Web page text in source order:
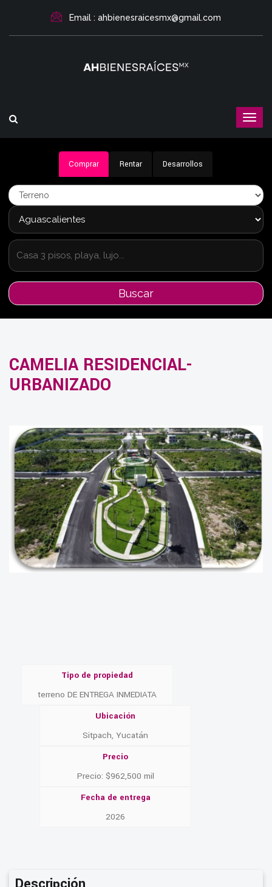
Email : ahbienesraicesmx@gmail.com
Comprar Rentar Desarrollos
Buscar
CAMELIA RESIDENCIAL-
URBANIZADO
Tipo de propiedad
terreno DE ENTREGA INMEDIATA
Ubicación
Sitpach, Yucatán
Precio
Precio: $962,500 mil
Fecha de entrega
2026